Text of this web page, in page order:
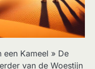
een Kameel » De
van de Woestijn